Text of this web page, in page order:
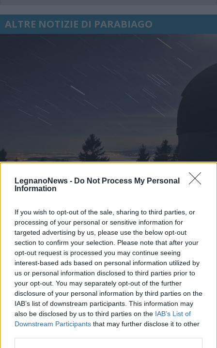
LegnanoNews - Do Not Process My Personal
Information
If you wish to opt-out of the sale, sharing to third parties, or
processing of your personal or sensitive information for
targeted advertising by us, please use the below opt-out
section to confirm your selection. Please note that after your
opt-out request is processed you may continue seeing
interest-based ads based on personal information utilized by
us or personal information disclosed to third parties prior to
your opt-out. You may separately opt-out of the further
disclosure of your personal information by third parties on the
IAB’s list of downstream participants. This information may
also be disclosed by us to third parties on the IAB’s List of
Downstream Participants that may further disclose it to other
ALTRE NOTIZIE DI PARABIAGO
Tra stelle, trekking ed
enogastronomia e notte di San
Lorenzo. Dove vedere le stelle
cadenti in Lombardia